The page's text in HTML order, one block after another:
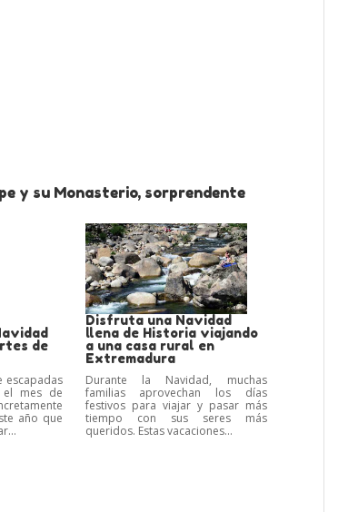
y su Monasterio, sorprendente
de
escapadas
mes de
año que
Disfruta una Navidad
llena de Historia viajando
a una casa rural en
Extremadura
Durante la Navidad, muchas
familias aprovechan los días
festivos para viajar y pasar más
tiempo con sus seres más
queridos. Estas vacaciones...